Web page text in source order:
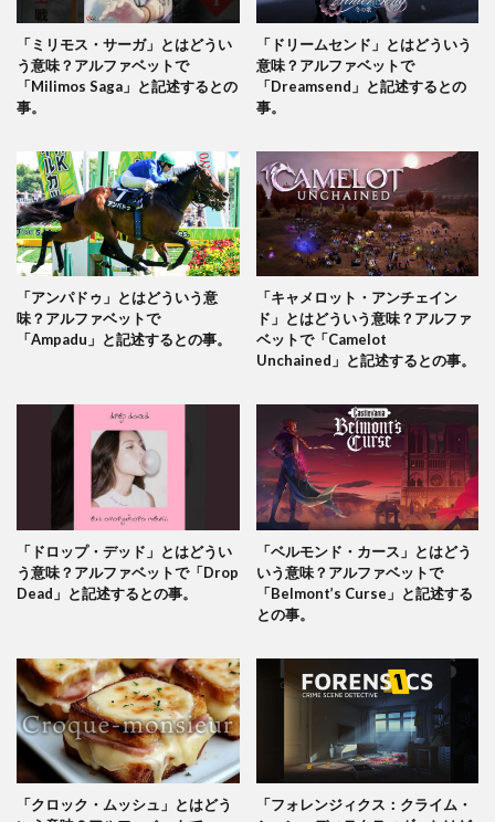
「ミリモス・サーガ」とはどうい
う意味？アルファベットで
「Milimos Saga」と記述するとの
事。
「ドリームセンド」とはどういう
意味？アルファベットで
「Dreamsend」と記述するとの
事。
「アンパドゥ」とはどういう意
味？アルファベットで
「Ampadu」と記述するとの事。
「キャメロット・アンチェイン
ド」とはどういう意味？アルファ
ベットで「Camelot
Unchained」と記述するとの事。
「ドロップ・デッド」とはどうい
う意味？アルファベットで「Drop
Dead」と記述するとの事。
「ベルモンド・カース」とはどう
いう意味？アルファベットで
「Belmont’s Curse」と記述する
との事。
「クロック・ムッシュ」とはどう
「フォレンジィクス：クライム・